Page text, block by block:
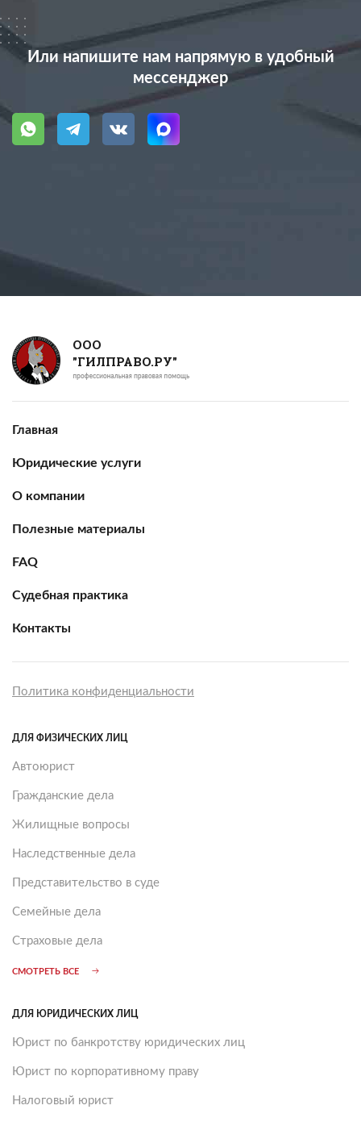
Или напишите нам напрямую в удобный
мессенджер
ООО
"ГИЛПРАВО.РУ"
Главная
Юридические услуги
О компании
Полезные материалы
FAQ
Судебная практика
Контакты
Политика конфиденциальности
ДЛЯ ФИЗИЧЕСКИХ ЛИЦ
Автоюрист
Гражданские дела
Жилищные вопросы
Наследственные дела
Представительство в суде
Семейные дела
Страховые дела
СМОТРЕТЬ ВСЕ
ДЛЯ ЮРИДИЧЕСКИХ ЛИЦ
Юрист по банкротству юридических лиц
Юрист по корпоративному праву
Налоговый юрист